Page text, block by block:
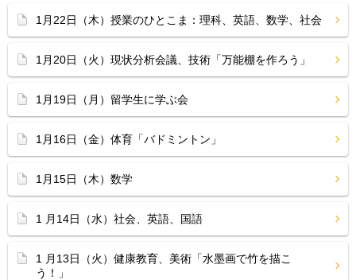
1月22日（木）授業のひとこま：理科、英語、数学、社会
1月20日（火）現状分析会議、技術「万能棚を作ろう」
1月19日（月）留学生に学ぶ会
1月16日（金）体育「バドミントン」
1月15日（木）数学
1 月14日（水）社会、英語、国語
1 月13日（火）健康教育、美術「水墨画で竹を描こ
う！」